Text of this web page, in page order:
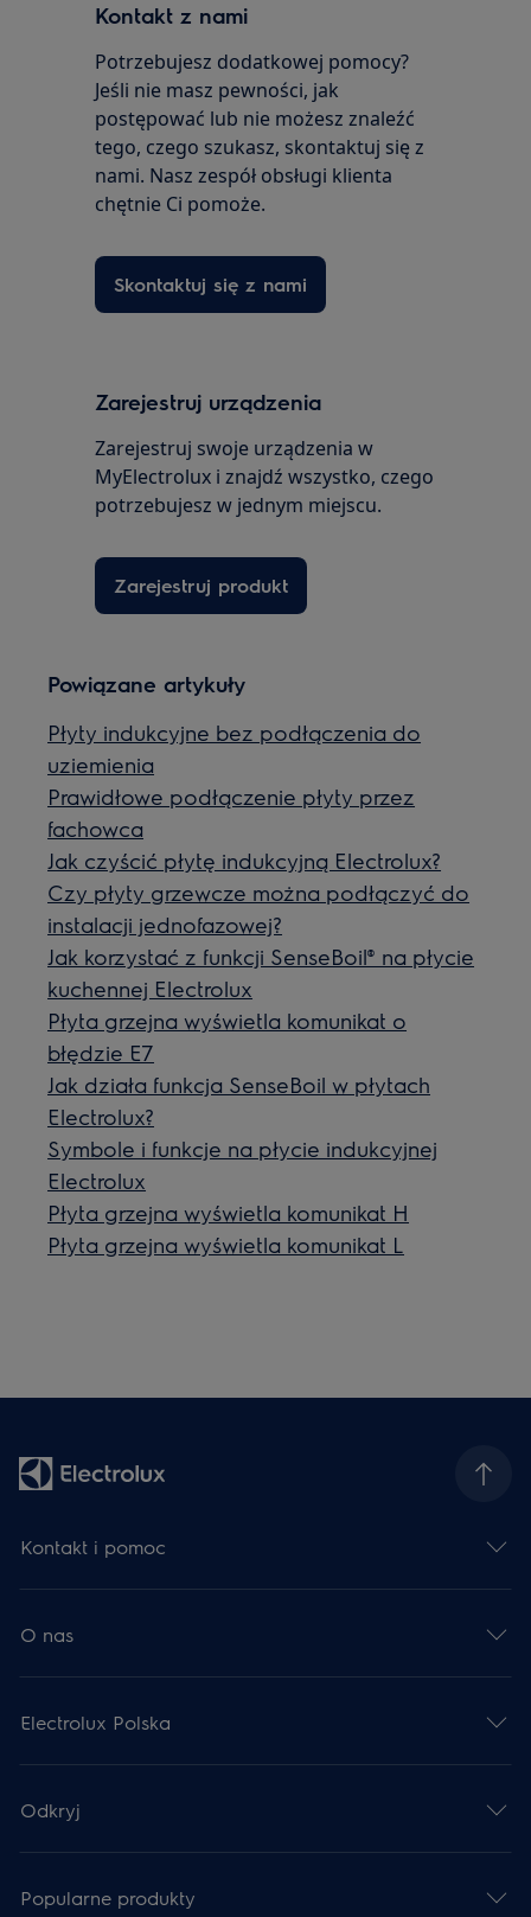
Kontakt z nami
Potrzebujesz dodatkowej pomocy?
Jeśli nie masz pewności, jak
postępować lub nie możesz znaleźć
tego, czego szukasz, skontaktuj się z
nami. Nasz zespół obsługi klienta
chętnie Ci pomoże.
Skontaktuj się z nami
Zarejestruj urządzenia
Zarejestruj swoje urządzenia w
MyElectrolux i znajdź wszystko, czego
potrzebujesz w jednym miejscu.
Zarejestruj produkt
Powiązane artykuły
Płyty indukcyjne bez podłączenia do
uziemienia
Prawidłowe podłączenie płyty przez
fachowca
Jak czyścić płytę indukcyjną Electrolux?
Czy płyty grzewcze można podłączyć do
instalacji jednofazowej?
Jak korzystać z funkcji SenseBoil® na płycie
kuchennej Electrolux
Płyta grzejna wyświetla komunikat o
błędzie E7
Jak działa funkcja SenseBoil w płytach
Electrolux?
Symbole i funkcje na płycie indukcyjnej
Electrolux
Płyta grzejna wyświetla komunikat H
Płyta grzejna wyświetla komunikat L
Kontakt i pomoc
O nas
Electrolux Polska
Odkryj
Popularne produkty